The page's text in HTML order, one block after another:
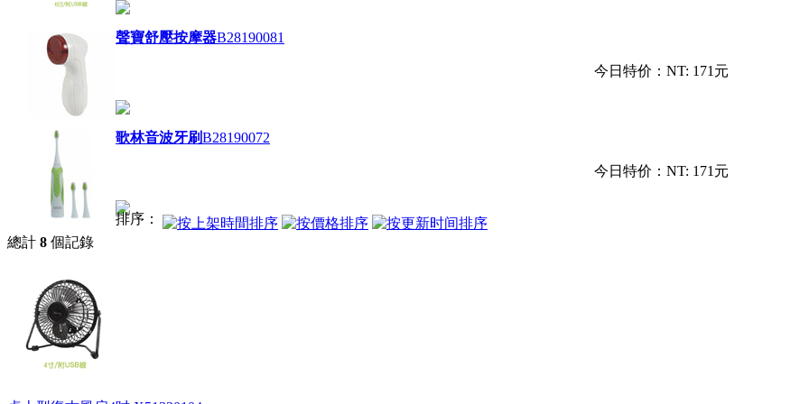
聲寶舒壓按摩器B28190081
今日特价： NT: 171元
歌林音波牙刷B28190072
今日特价： NT: 171元
排序：
總計 8 個記錄